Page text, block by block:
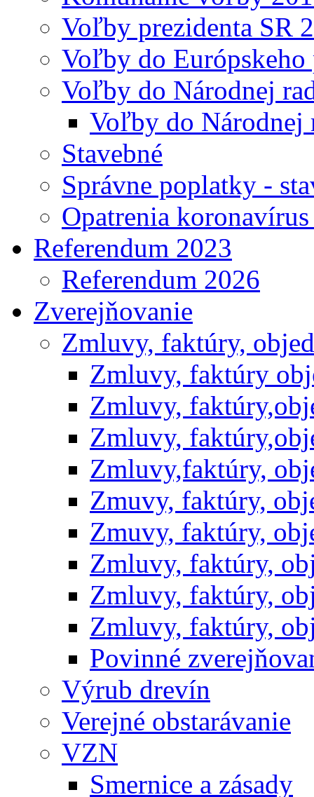
Voľby prezidenta SR
Voľby do Európskeho
Voľby do Národnej
Voľby do Národnej
Stavebné
Správne poplatky -
Opatrenia
Referendum 2023
Referendum 2026
Zverejňovanie
Zmluvy, faktúry,
Zmluvy, faktúry
Zmluvy,
Zmluvy,
Zmluvy,faktúry,
Zmuvy, faktúry,
Zmuvy, faktúry,
Zmluvy, faktúry,
Zmluvy, faktúry,
Zmluvy, faktúry,
Povinné
Výrub drevín
Verejné obstarávanie
VZN
Smernice a zásady